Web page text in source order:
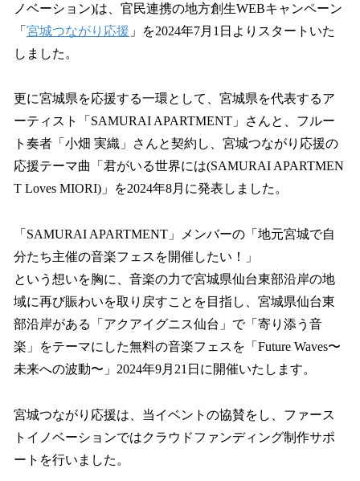
ノベーション)は、官民連携の地方創生WEBキャンペーン
「 宮城つながり応援 」を2024年7月1日よりスタートいた
しました。
更に宮城県を応援する一環として、宮城県を代表するア
ーティスト「SAMURAI APARTMENT」さんと、フルー
ト奏者「小畑 実織」さんと契約し、宮城つながり応援の
応援テーマ曲「君がいる世界には(SAMURAI APARTMEN
T Loves MIORI)」を2024年8月に発表しました。
「SAMURAI APARTMENT」メンバーの「地元宮城で自
分たち主催の音楽フェスを開催したい！」
という想いを胸に、音楽の力で宮城県仙台東部沿岸の地
域に再び賑わいを取り戻すことを目指し、宮城県仙台東
部沿岸がある「アクアイグニス仙台」で「寄り添う音
楽」をテーマにした無料の音楽フェスを「Future Waves〜
未来への波動〜」2024年9月21日に開催いたします。
宮城つながり応援は、当イベントの協賛をし、ファース
トイノベーションではクラウドファンディング制作サポ
ートを行いました。